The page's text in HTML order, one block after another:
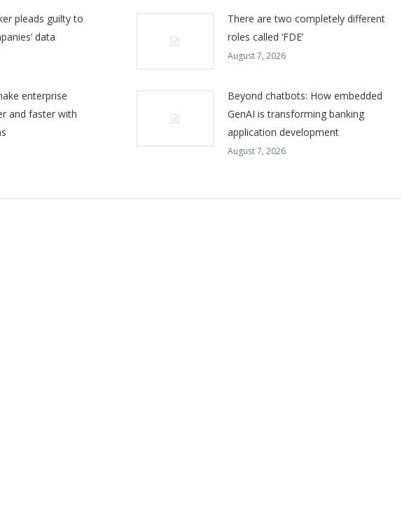
pleads guilty to
data
There are two completely different
roles called ‘FDE’
August 7, 2026
enterprise
and faster with
Beyond chatbots: How embedded
GenAI is transforming banking
application development
August 7, 2026